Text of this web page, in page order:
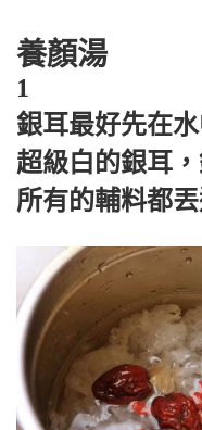
養顏湯
1
銀耳最好先在
超級白的銀耳
所有的輔料都